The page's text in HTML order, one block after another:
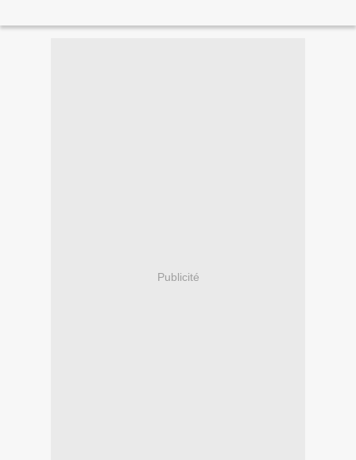
Publicité